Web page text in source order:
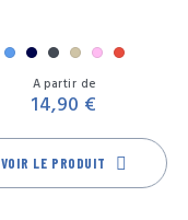
BleuMarine
NoirOrRoseRouge
A partir de
14,90 €
VOIR LE PRODUIT